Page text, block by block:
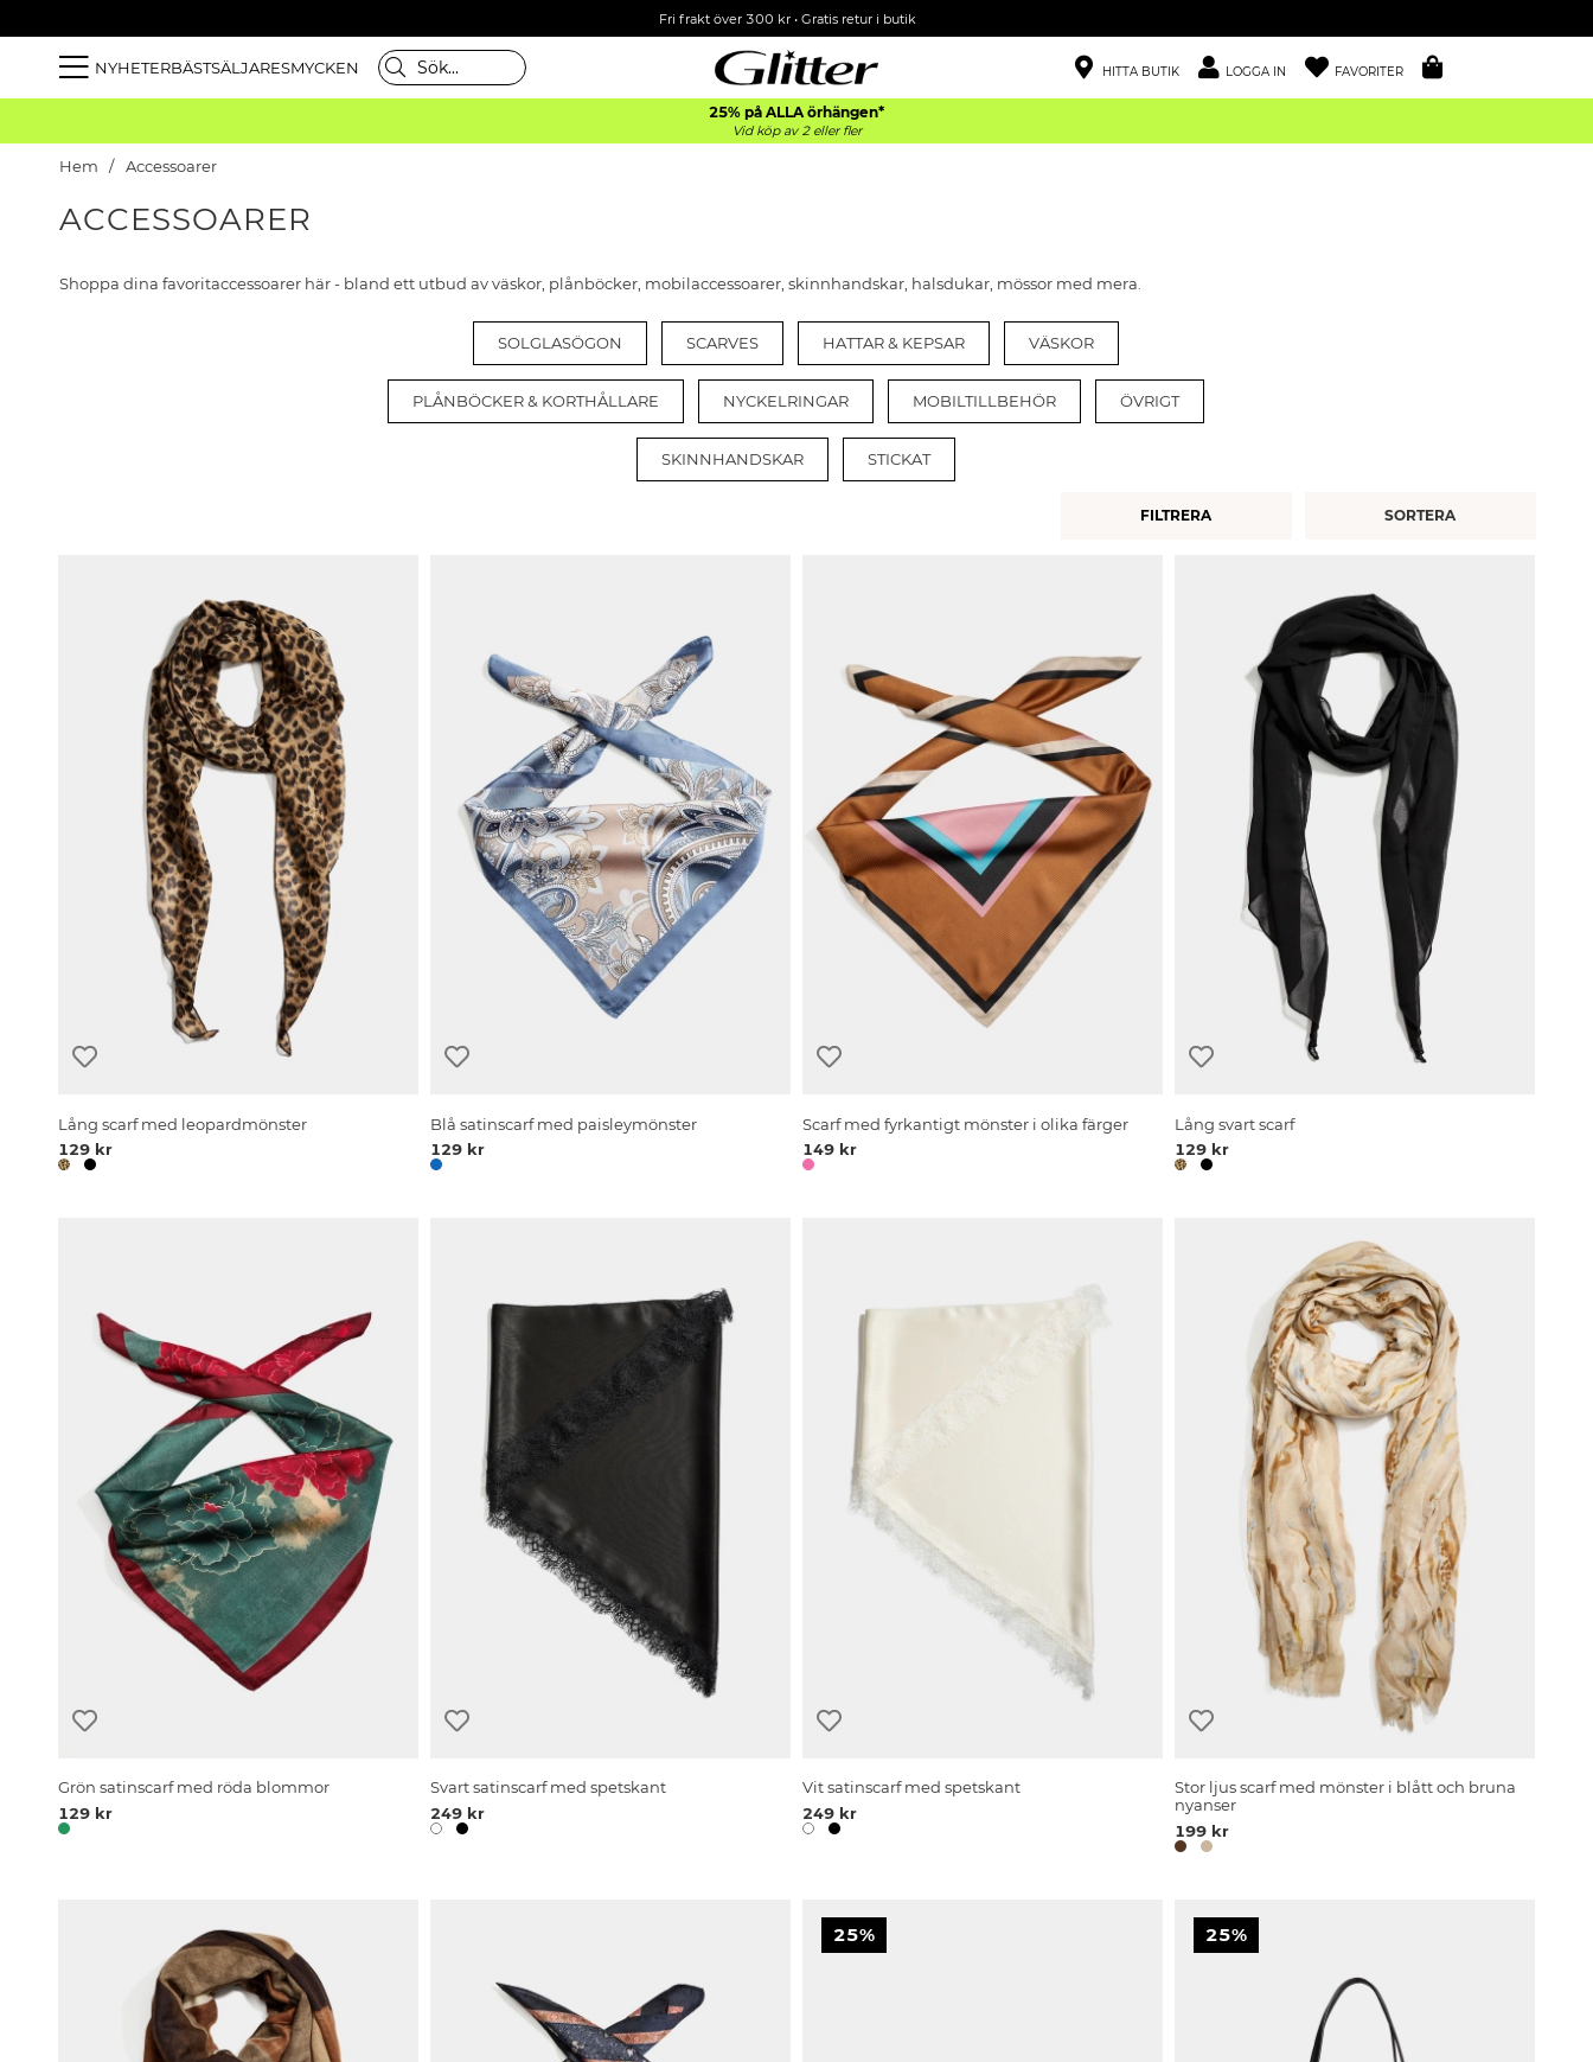
Fri frakt över 300 kr• Gratis retur i butik
NYHETERBÄSTSÄLJARESMYCKEN HITTA BUTIK LOGGA IN FAVORITER
25% på ALLA örhängen*
Vid köp av 2 eller fler
Hem Accessoarer
ACCESSOARER
Shoppa dina favoritaccessoarer här - bland ett utbud av väskor, plånböcker, mobilaccessoarer, skinnhandskar, halsdukar, mössor med mera.
SOLGLASÖGON SCARVES HATTAR & KEPSAR VÄSKOR
PLÅNBÖCKER & KORTHÅLLARE NYCKELRINGAR MOBILTILLBEHÖR ÖVRIGT
SKINNHANDSKAR STICKAT
FILTRERA
Lång scarf med leopardmönster
129 kr
Blå satinscarf med paisleymönster
129 kr
Scarf med fyrkantigt mönster i olika färger
149 kr
Lång svart scarf
129 kr
Grön satinscarf med röda blommor
129 kr
Svart satinscarf med spetskant
249 kr
Vit satinscarf med spetskant
249 kr
Stor ljus scarf med mönster i blått och bruna
nyanser
199 kr
25% 25%